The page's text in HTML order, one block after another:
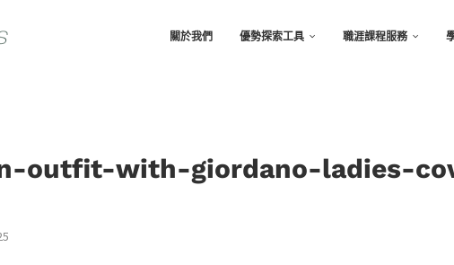
關於我們 優勢探索工具 職涯課程服務
outfit-with-giordano-ladies-